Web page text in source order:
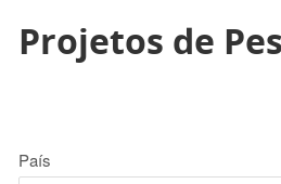
Projetos de
País